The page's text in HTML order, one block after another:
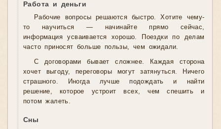
Работа и деньги
Рабочие вопросы решаются быстро. Хотите чему-
то научиться — начинайте прямо сейчас,
информация усваивается хорошо. Поездки по делам
часто приносят больше пользы, чем ожидали.
С договорами бывает сложнее. Каждая сторона
хочет выгоду, переговоры могут затянуться. Ничего
страшного. Иногда лучше подождать и найти
решение, которое устроит всех, чем спешить и
потом жалеть.
Сны